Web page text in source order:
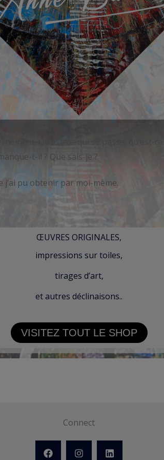
Qu’est-ce-qui se passe,
t-il ? Que sais-je ?
j’ai pu obtenir par moi-même.
ŒUVRES ORIGINALES,
impressions sur toiles,
tirages d’art,
et autres déclinaisons..
VISITEZ TOUT LE SHOP
Connect